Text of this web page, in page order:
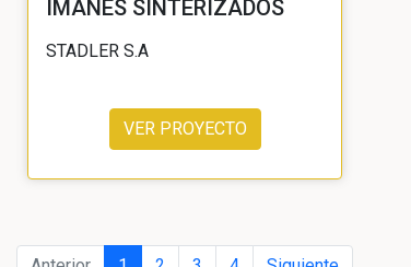
IMANES SINTERIZADOS
STADLER S.A
VER PROYECTO